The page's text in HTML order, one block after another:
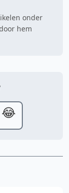
onder
hem
😂